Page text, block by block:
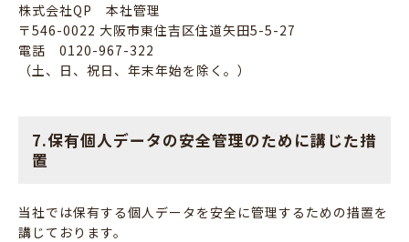
株式会社QP 本社管理
〒546-0022 大阪市東住吉区住道矢田5-5-27
電話 0120-967-322
（土、日、祝日、年末年始を除く。）
7.保有個人データの安全管理のために講じた措
置
当社では保有する個人データを安全に管理するための措置を
講じております。